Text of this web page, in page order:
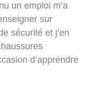
un emploi m’a
sur
sécurité et j’en
d’apprendre